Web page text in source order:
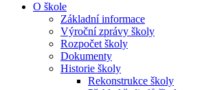
O škole
Základní informace
Výroční zprávy školy
Rozpočet školy
Dokumenty
Historie školy
Rekonstrukce školy